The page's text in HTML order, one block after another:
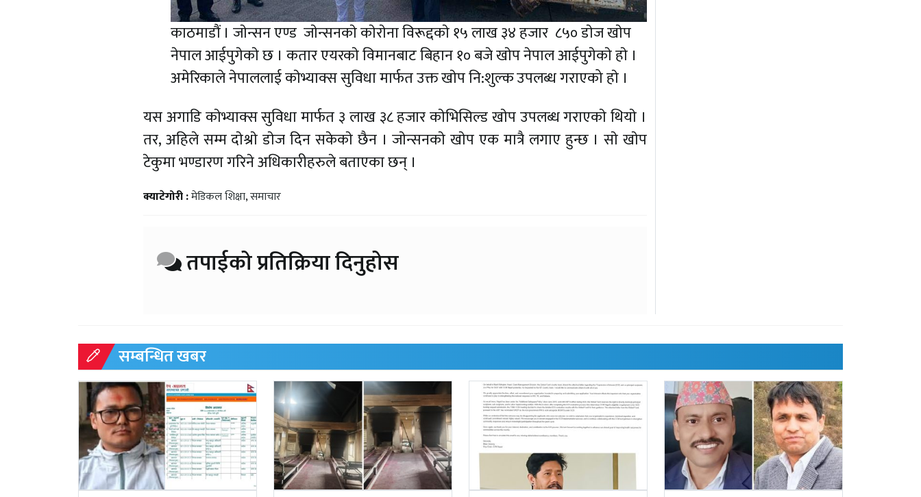
काठमाडौं । जाेन्सन एण्ड जाेन्सनकाे काेराेना विरूद्दकाे १५ लाख ३४ हजार ८५० डाेज खाेप
नेपाल आईपुगेकाे छ । कतार एयरकाे विमानबाट बिहान १० बजे खाेप नेपाल आईपुगेकाे हाे ।
अमेरिकाले नेपाललाई काेभ्याक्स सुविधा मार्फत उक्त खाेप नि:शुल्क उपलब्ध गराएको हाे ।
यस अगाडि काेभ्याक्स सुविधा मार्फत ३ लाख ३८ हजार काेभिसिल्ड खाेप उपलब्ध गराएकाे थियाे ।
तर, अहिले सम्म दाेश्राे डाेज दिन सकेकाे छैन । जाेन्सनकाे खाेप एक मात्रै लगाए हुन्छ । साे खाेप
टेकुमा भण्डारण गरिने अधिकारीहरुले बताएका छन् ।
क्याटेगोरी :मेडिकल शिक्षा,समाचार
तपाईको प्रतिक्रिया दिनुहोस
सम्बन्धित खबर